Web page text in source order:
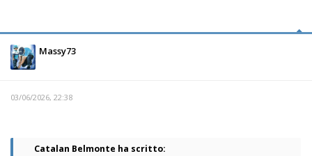
Massy73
03/06/2026, 22:38
Catalan Belmonte ha scritto: